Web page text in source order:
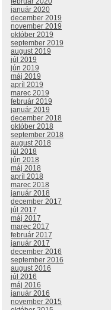
január 2020
december 2019
november 2019
október 2019
september 2019
august 2019
júl 2019
jún 2019
máj 2019
apríl 2019
marec 2019
február 2019
január 2019
december 2018
október 2018
september 2018
august 2018
júl 2018
jún 2018
máj 2018
apríl 2018
marec 2018
január 2018
december 2017
júl 2017
máj 2017
marec 2017
február 2017
január 2017
december 2016
september 2016
august 2016
júl 2016
máj 2016
január 2016
november 2015